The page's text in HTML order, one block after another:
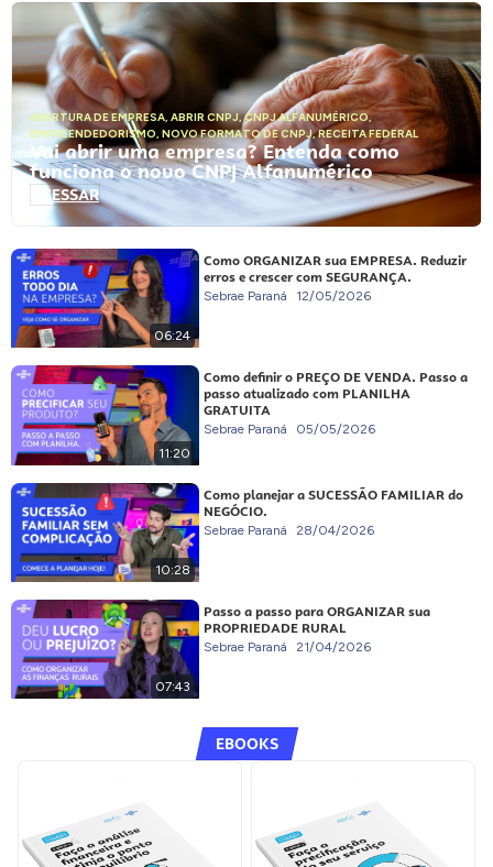
ABERTURA DE EMPRESA, ABRIR CNPJ,CNPJ ALFANUMÉRICO,
EMPREENDEDORISMO, NOVO FORMATO DE CNPJ,RECEITA FEDERAL
Vai abrir uma empresa? Entenda como
funciona o novo CNPJ Alfanumérico
ACESSAR
06:24
Como ORGANIZAR sua EMPRESA. Reduzir
erros e crescer com SEGURANÇA.
Sebrae Paraná 12/05/2026
11:20
Como definir o PREÇO DE VENDA. Passo a
passo atualizado com PLANILHA
GRATUITA
Sebrae Paraná 05/05/2026
10:28
Como planejar a SUCESSÃO FAMILIAR do
NEGÓCIO.
Sebrae Paraná 28/04/2026
07:43
Passo a passo para ORGANIZAR sua
PROPRIEDADE RURAL
Sebrae Paraná 21/04/2026
EBOOKS